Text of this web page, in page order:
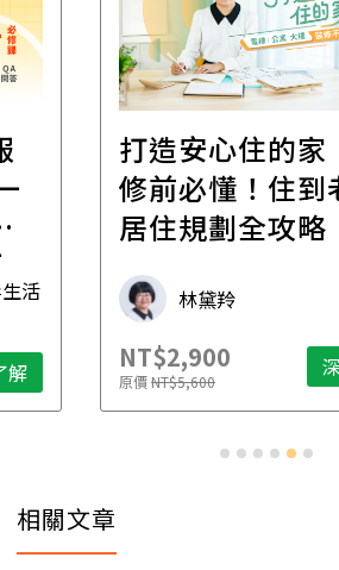
活
解
打造安心住的家
修前必懂！住到
居住規劃全攻略
林黛羚
NT$2,900
原價NT$5,600
相關文章